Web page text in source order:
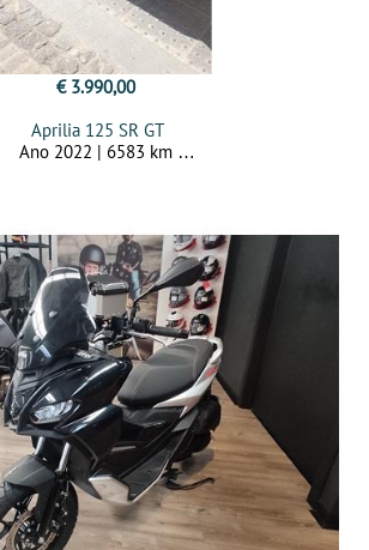
€ 3.990,00
Aprilia 125 SR GT
Ano 2022 | 6583 km